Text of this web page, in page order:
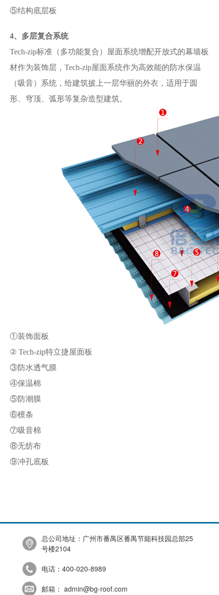
⑤结构底层板
4、多层复合系统
Tech-zip标准（多功能复合）屋面系统增配开放式的幕墙板
材作为装饰层，Tech-zip屋面系统作为高效能的防水保温
（吸音）系统，给建筑披上一层华丽的外衣，适用于圆
形、穹顶、弧形等复杂造型建筑。
①装饰面板
② Tech-zip特立捷屋面板
③防水透气膜
④保温棉
⑤防潮膜
⑥檩条
⑦吸音棉
⑧无纺布
⑨冲孔底板
总公司地址：广州市番禺区番禺节能科技园总部25
号楼2104
电话：400-020-8989
邮箱： admin@bg-roof.com